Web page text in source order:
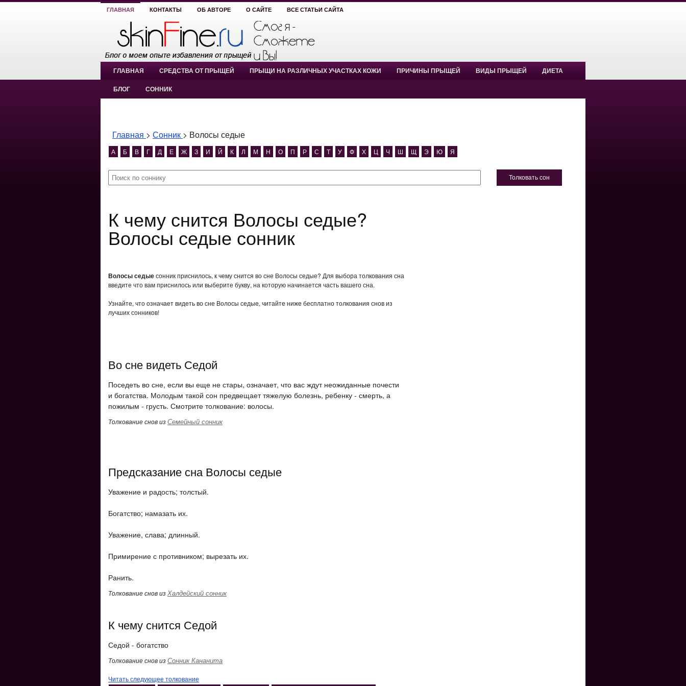
ГЛАВНАЯ КОНТАКТЫ ОБ АВТОРЕ О САЙТЕ ВСЕ СТАТЬИ САЙТА
ГЛАВНАЯ СРЕДСТВА ОТ ПРЫЩЕЙ ПРЫЩИ НА РАЗЛИЧНЫХ УЧАСТКАХ КОЖИ ПРИЧИНЫ ПРЫЩЕЙ ВИДЫ ПРЫЩЕЙ ДИЕТА
БЛОГ СОННИК
Главная > Сонник > Волосы седые
А Б В Г Д Е Ж З И Й К Л М Н О П Р С Т У Ф Х Ц Ч Ш Щ Э Ю Я
Толковать сон
К чему снится Волосы седые?
Волосы седые сонник
Волосы седыесонник приснилось, к чему снится во сне Волосы седые? Для выбора толкования сна
введите что вам приснилось или выберите букву, на которую начинается часть вашего сна.
Узнайте, что означает видеть во сне Волосы седые, читайте ниже бесплатно толкования снов из
лучших сонников!
Во сне видеть Седой
Поседеть во сне, если вы еще не стары, означает, что вас ждут неожиданные почести
и богатства. Молодым такой сон предвещает тяжелую болезнь, ребенку - смерть, а
пожилым - грусть. Смотрите толкование: волосы.
Толкование снов изСемейный сонник
Предсказание сна Волосы седые
Уважение и радость; толстый.
Богатство; намазать их.
Уважение, слава; длинный.
Примирение с противником; вырезать их.
Ранить.
Толкование снов изХалдейский сонник
К чему снится Седой
Седой - богатство
Толкование снов изСонник Кананита
Читать следующее толкование